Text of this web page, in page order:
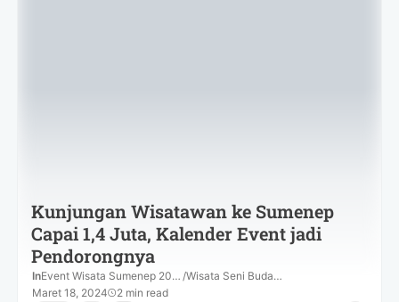
Kunjungan Wisatawan ke Sumenep
Capai 1,4 Juta, Kalender Event jadi
Pendorongnya
In Event Wisata Sumenep 2024 /
Wisata Seni Budaya
Maret 18, 2024
2 min read